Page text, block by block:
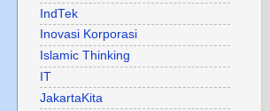
IndTek
Inovasi Korporasi
Islamic Thinking
IT
JakartaKita